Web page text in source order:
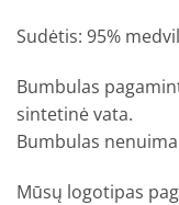
Sudėtis: 95%
Bumbulas
sintetinė vata.
Bumbulas
Mūsų logotipas